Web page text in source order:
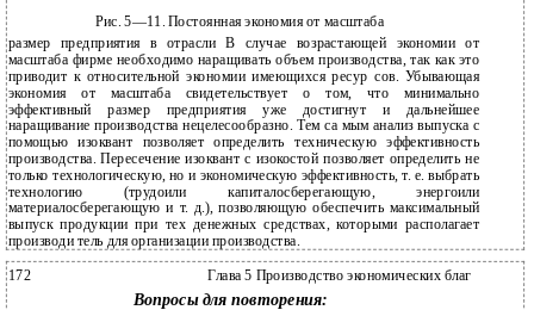
Рис. 5—11. Постоянная экономия от масштаба
размер предприятия в отрасли В случае возрастающей экономии от
масштаба фирме необходимо наращивать объем производства, так как это
приводит к относительной экономии имеющихся ресур­ сов. Убывающая
экономия от масштаба свидетельствует о том, что минимально
эффективный размер предприятия уже достигнут и дальнейшее
наращивание производства нецелесообразно. Тем са­ мым анализ выпуска с
помощью изоквант позволяет определить техническую эффективность
производства. Пересечение изоквант с изокостой позволяет определить не
только технологическую, но и экономическую эффективность, т. е. выбрать
технологию (трудоили капиталосберегающую, энергоили
материалосберегающую и т. д.), позволяющую обеспечить максимальный
выпуск продукции при тех денежных средствах, которыми располагает
производи­ тель для организации производства.
172 Глава 5 Производство экономических благ
Вопросы для повторения: